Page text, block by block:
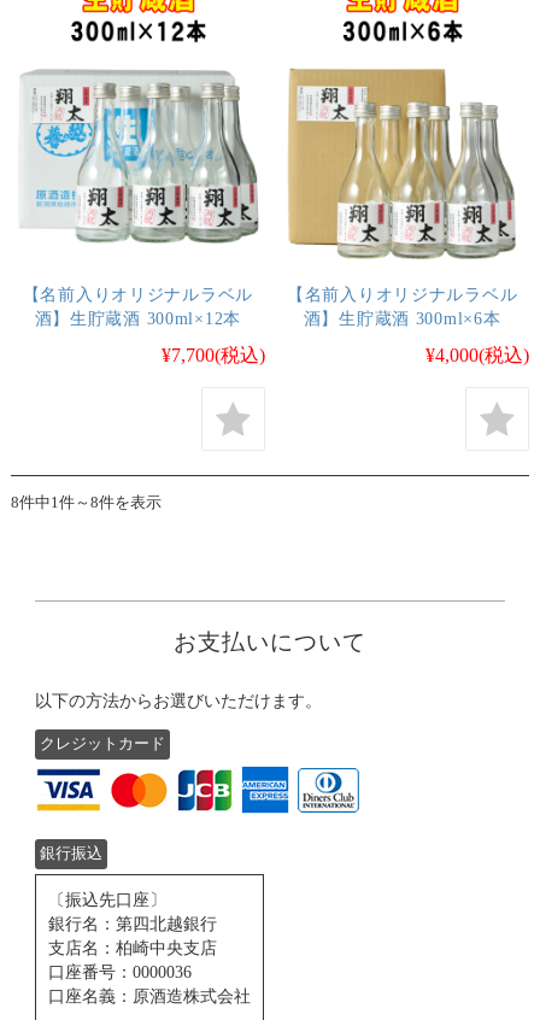
【名前入りオリジナルラベル
酒】生貯蔵酒 300ml×12本
¥7,700(税込)
【名前入りオリジナルラベル
酒】生貯蔵酒 300ml×6本
¥4,000(税込)
8件中1件～8件を表示
お支払いについて
以下の方法からお選びいただけます。
クレジットカード
銀行振込
〔振込先口座〕
銀行名：第四北越銀行
支店名：柏崎中央支店
口座番号：0000036
口座名義：原酒造株式会社